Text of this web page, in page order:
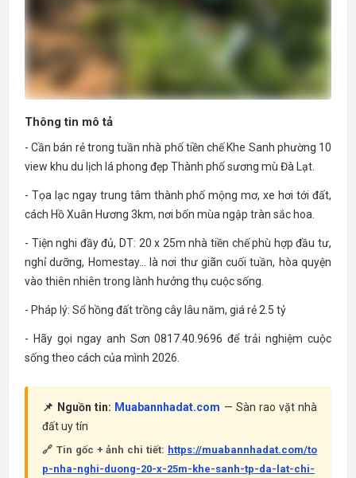
Thông tin mô tả
- Cần bán rẻ trong tuần nhà phố tiền chế Khe Sanh phường 10
view khu du lịch lá phong đẹp Thành phố sương mù Đà Lạt.
- Tọa lạc ngay trung tâm thành phố mộng mơ, xe hơi tới đất,
cách Hồ Xuân Hương 3km, nơi bốn mùa ngập tràn sắc hoa.
- Tiện nghi đầy đủ, DT: 20 x 25m nhà tiền chế phù hợp đầu tư,
nghỉ dưỡng, Homestay… là nơi thư giãn cuối tuần, hòa quyện
vào thiên nhiên trong lành hưởng thụ cuộc sống.
- Pháp lý: Sổ hồng đất trồng cây lâu năm, giá rẻ 2.5 tỷ
- Hãy gọi ngay anh Sơn 0817.40.9696 để trải nghiệm cuộc
sống theo cách của mình 2026.
📌 Nguồn tin: Muabannhadat.com — Sàn rao vặt nhà
đất uy tín
🔗 Tin gốc + ảnh chi tiết: https://muabannhadat.com/to
p-nha-nghi-duong-20-x-25m-khe-sanh-tp-da-lat-chi-